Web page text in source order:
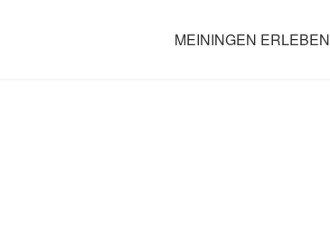
MEININGEN ERLEBEN